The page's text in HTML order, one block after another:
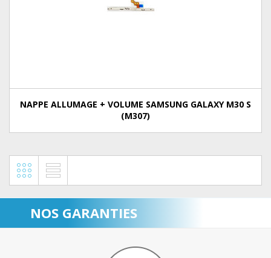
NAPPE ALLUMAGE + VOLUME SAMSUNG GALAXY M30 S
(M307)
NOS GARANTIES